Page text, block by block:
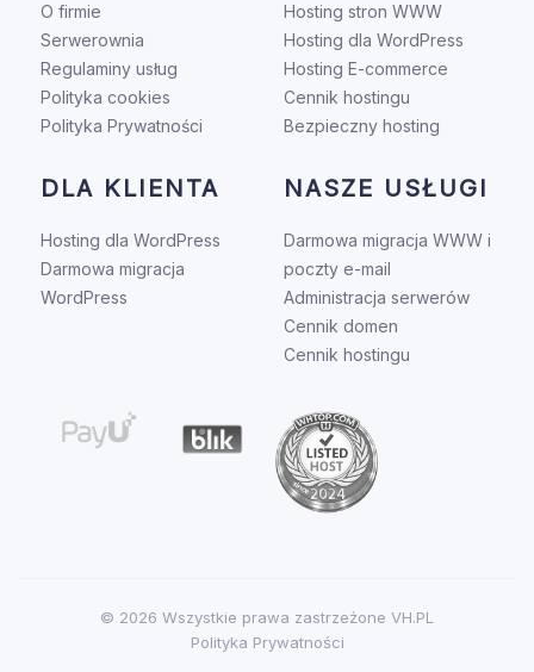
O firmie
Serwerownia
Regulaminy usług
Polityka cookies
Polityka Prywatności
Hosting stron WWW
Hosting dla WordPress
Hosting E-commerce
Cennik hostingu
Bezpieczny hosting
DLA KLIENTA
Hosting dla WordPress
Darmowa migracja
WordPress
NASZE USŁUGI
Darmowa migracja WWW i
poczty e-mail
Administracja serwerów
Cennik domen
Cennik hostingu
© 2026 Wszystkie prawa zastrzeżone VH.PL
Polityka Prywatności